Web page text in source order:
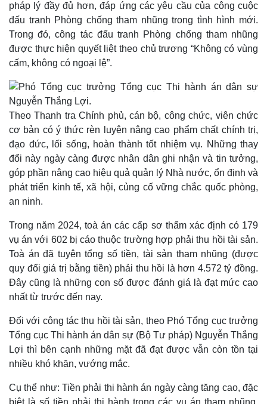
Kinh tế
Bất động sản
Khởi nghiệp
Giá vàng
Tiêu dùng
Tỷ giá
Chứng khoán
Giá cà phê
Vụ án
Tin nóng
Vũ khí
Việt Nam
pháp lý đầy đủ hơn, đáp ứng các yêu cầu của công cuộc
đấu tranh Phòng chống tham nhũng trong tình hình mới.
Trong đó, công tác đấu tranh Phòng chống tham nhũng
được thực hiện quyết liệt theo chủ trương “Không có vùng
cấm, không có ngoại lệ”.
Theo Thanh tra Chính phủ, cán bộ, công chức, viên chức
cơ bản có ý thức rèn luyện nâng cao phẩm chất chính trị,
đạo đức, lối sống, hoàn thành tốt nhiệm vụ. Những thay
đổi này ngày càng được nhân dân ghi nhận và tin tưởng,
góp phần nâng cao hiệu quả quản lý Nhà nước, ổn định và
phát triển kinh tế, xã hội, củng cố vững chắc quốc phòng,
an ninh.
Trong năm 2024, toà án các cấp sơ thẩm xác định có 179
vụ án với 602 bị cáo thuộc trường hợp phải thu hồi tài sản.
Toà án đã tuyên tổng số tiền, tài sản tham nhũng (được
quy đổi giá trị bằng tiền) phải thu hồi là hơn 4.572 tỷ đồng.
Đây cũng là những con số được đánh giá là đạt mức cao
nhất từ trước đến nay.
Đối với công tác thu hồi tài sản, theo Phó Tổng cục trưởng
Tổng cục Thi hành án dân sự (Bộ Tư pháp) Nguyễn Thắng
Lợi thì bên cạnh những mặt đã đạt được vẫn còn tồn tại
nhiều khó khăn, vướng mắc.
Cụ thể như: Tiền phải thi hành án ngày càng tăng cao, đặc
biệt là số tiền phải thi hành trong các vụ án tham nhũng,